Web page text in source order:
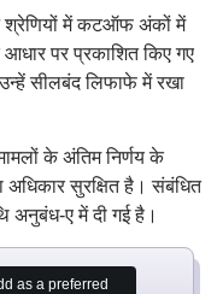
श्रेणियों में कटऑफ अंकों में
पर प्रकाशित किए गए
सीलबंद लिफाफे में रखा
के अंतिम निर्णय के
सुरक्षित है। संबंधित
अनुबंध-ए में दी गई है।
as a preferred